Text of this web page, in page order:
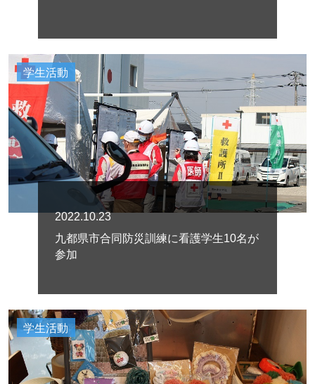
学生活動
2022.10.23
九都県市合同防災訓練に看護学生10名が
参加
学生活動